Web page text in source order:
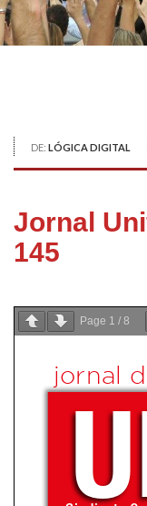
DE: LÓGICA DIGITAL
Jornal
145
Page 1 / 8